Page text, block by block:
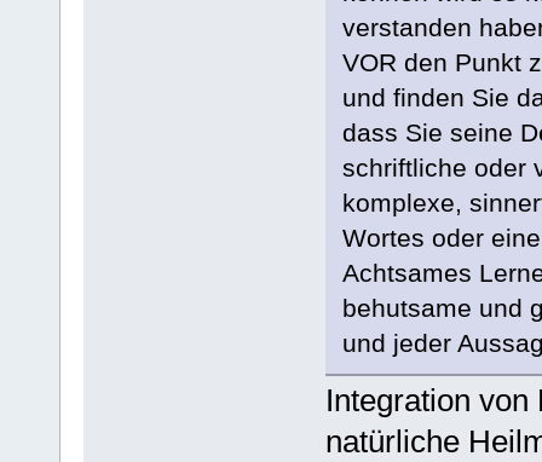
verstanden
VOR den Punkt
und finden Sie
dass Sie seine
schriftliche oder
komplexe,
Wortes oder
Achtsames
behutsame und
und jeder
Integration
natürliche